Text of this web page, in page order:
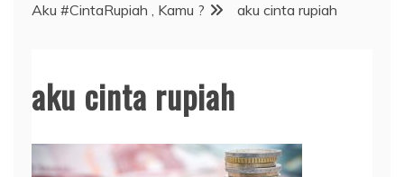
Aku #CintaRupiah , Kamu ?
aku cinta rupiah
aku cinta rupiah